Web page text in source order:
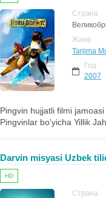
Страна
Жанр
Tarjima
Год
2007
Pingvin hujjatli filmi
Pingvinlar bo'yicha Yillik
Darvin misyasi Uzbek
HD
Страна